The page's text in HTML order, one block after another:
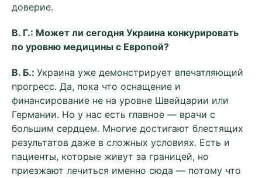
доверие.
В. Г.: Может ли сегодня Украина конкурировать
по уровню медицины с Европой?
В. Б.: Украина уже демонстрирует впечатляющий
прогресс. Да, пока что оснащение и
финансирование не на уровне Швейцарии или
Германии. Но у нас есть главное — врачи с
большим сердцем. Многие достигают блестящих
результатов даже в сложных условиях. Есть и
пациенты, которые живут за границей, но
приезжают лечиться именно сюда — потому что